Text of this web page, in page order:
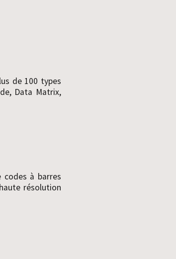
de 100 types
Data Matrix,
codes à barres
résolution